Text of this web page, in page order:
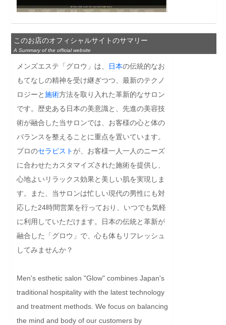
このお店のオフィシャルサイトのサマリー
A Summary of the official website
メンズエステ「グロウ」は、 日本の伝統的なお
もてなしの精神を受け継ぎつつ、最新のテクノ
ロジーと施術方法を取り入れた革新的なサロン
です。歴史ある日本の美意識と、先進の美容技
術が融合した当サロンでは、お客様の心と体の
バランスを整えることに重点を置いています。
プロのセラピスト が、お客様一人一人のニーズ
に合わせたカスタマイズされた施術を提供し、
心地よいリラックス効果と美しい肌を実現しま
す。また、当サロンは忙しい現代の男性にも対
応した24時間営業を行っており、いつでも気軽
に利用していただけます。日本の伝統と革新が
融合した「グロウ」で、心も体もリフレッシュ
してみませんか？
Men's esthetic salon "Glow" combines Japan's
traditional hospitality with the latest technology
and treatment methods. We focus on balancing
the mind and body of our customers by